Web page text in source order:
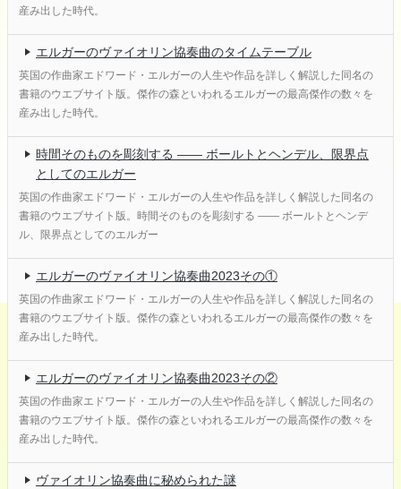
産み出した時代。
エルガーのヴァイオリン協奏曲のタイムテーブル
英国の作曲家エドワード・エルガーの人生や作品を詳しく解説した同名の
書籍のウエブサイト版。傑作の森といわれるエルガーの最高傑作の数々を
産み出した時代。
時間そのものを彫刻する ―― ボールトとヘンデル、限界点
としてのエルガー
英国の作曲家エドワード・エルガーの人生や作品を詳しく解説した同名の
書籍のウエブサイト版。時間そのものを彫刻する ―― ボールトとヘンデ
ル、限界点としてのエルガー
エルガーのヴァイオリン協奏曲2023その①
英国の作曲家エドワード・エルガーの人生や作品を詳しく解説した同名の
書籍のウエブサイト版。傑作の森といわれるエルガーの最高傑作の数々を
産み出した時代。
エルガーのヴァイオリン協奏曲2023その②
英国の作曲家エドワード・エルガーの人生や作品を詳しく解説した同名の
書籍のウエブサイト版。傑作の森といわれるエルガーの最高傑作の数々を
産み出した時代。
ヴァイオリン協奏曲に秘められた謎